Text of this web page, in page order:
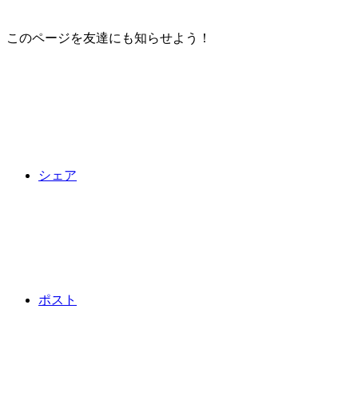
このページを友達にも知らせよう！
シェア
ポスト